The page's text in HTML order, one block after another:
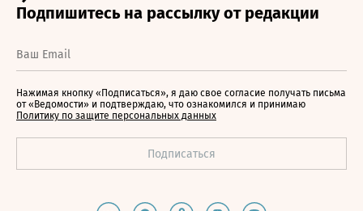
Нажимая кнопку «Подписаться», я даю свое согласие получать письма
от «Ведомости» и подтверждаю, что ознакомился и принимаю
Политику по защите персональных данных